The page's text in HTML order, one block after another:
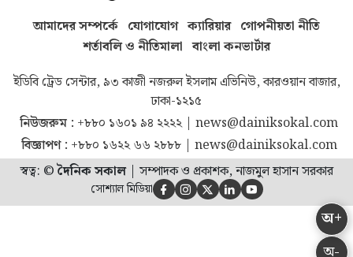
অ-
অ+
আমাদের সম্পর্কে যোগাযোগ ক্যারিয়ার গোপনীয়তা নীতি
শর্তাবলি ও নীতিমালা বাংলা কনভার্টার
ইডিবি ট্রেড সেন্টার, ৯৩ কাজী নজরুল ইসলাম এভিনিউ, কারওয়ান বাজার,
ঢাকা-১২১৫
নিউজরুম : +৮৮০ ১৬০১ ৯৪ ২২২২| news@dainiksokal.com
বিজ্ঞাপণ : +৮৮০ ১৬২২ ৬৬ ২৮৮৮| news@dainiksokal.com
স্বত্ব: ©দৈনিক সকাল| সম্পাদক ও প্রকাশক, নাজমুল হাসান সরকার
সোশ্যাল মিডিয়া     